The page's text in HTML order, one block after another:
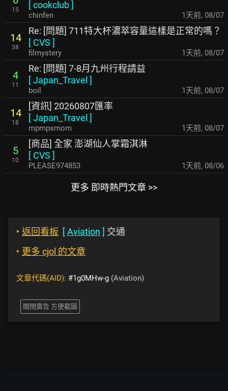
15
[cookclub]
chinfen 1天前, 08/07
14
38
Re: [問題] 711特大杯濃萃容量這樣是正常的嗎？
[ CVS ]
filmystery 1天前, 08/07
4
11
Re: [問題] 7-8月九州行程請益
[Japan_Travel ]
boil 1天前, 08/07
14
18
[資訊] 20260807匯率
[Japan_Travel ]
mpmpsmom 1天前, 08/07
5
10
[商品] 全家 澎湖仙人掌霜淇淋
[ CVS ]
PLEASE974853 1天前, 08/06
更多 即時熱門文章 >>
‣ 返回看板 [Aviation ] 交通
‣ 更多 cjol 的文章
文章代碼(AID): #1g0MHw-g (Aviation)
關閉廣告 方便截圖